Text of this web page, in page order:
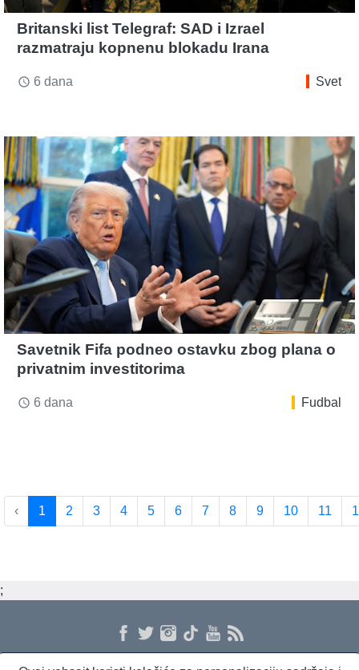
Britanski list Telegraf: SAD i Izrael
razmatraju kopnenu blokadu Irana
access_time 6 dana Svet
Savetnik Fifa podneo ostavku zbog plana o
privatnim investitorima
access_time 6 dana Fudbal
‹ 1 2 3 4 5 6 7 8 9 10 11
;